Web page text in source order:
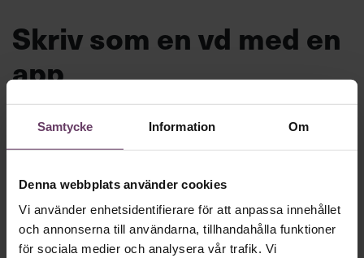
Samtycke Information Om
Denna webbplats använder cookies
Vi använder enhetsidentifierare för att anpassa innehållet
och annonserna till användarna, tillhandahålla funktioner
för sociala medier och analysera vår trafik. Vi
Skriv som en vd med en
app
MVH VD
Kan en app som förvandlar
text till korthugget vd-språk – utan
vägen för den som vill nå fram till
toppcheferna?